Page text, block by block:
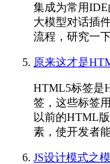
集成为常用
大模型对话插
流程，研究一
原来这才是
HTML5标签是
签，这些标签
以前的HTML
素，使开发者
JS设计模式之